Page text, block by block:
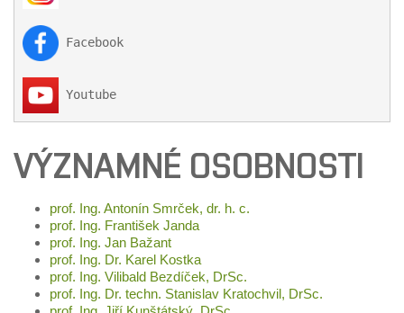
Facebook
Youtube
VÝZNAMNÉ OSOBNOSTI
prof. Ing. Antonín Smrček, dr. h. c.
prof. Ing. František Janda
prof. Ing. Jan Bažant
prof. Ing. Dr. Karel Kostka
prof. Ing. Vilibald Bezdíček, DrSc.
prof. Ing. Dr. techn. Stanislav Kratochvil, DrSc.